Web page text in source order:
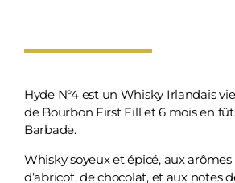
Hyde N°4est un Whisky Irlandais
de Bourbon First Fill et 6 mois en
Barbade.
Whisky soyeux et épicé, aux
d’abricot, de chocolat, et aux notes